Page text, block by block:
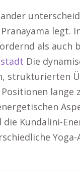
legt.
als auch
Die
strukturierten
lange
Kundalini-